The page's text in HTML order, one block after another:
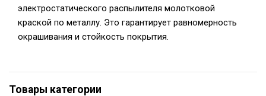
электростатического распылителя молотковой
краской по металлу. Это гарантирует равномерность
окрашивания и стойкость покрытия.
Товары категории